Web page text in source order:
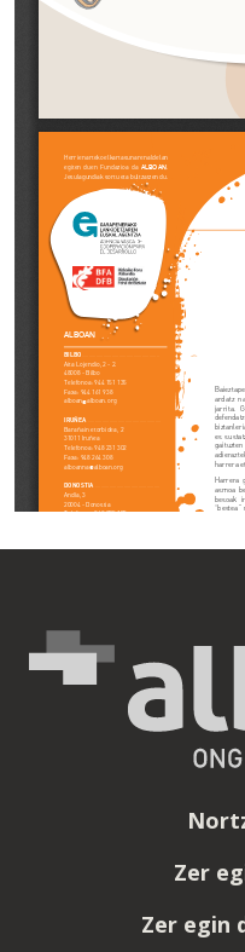
Zer
Zer egin